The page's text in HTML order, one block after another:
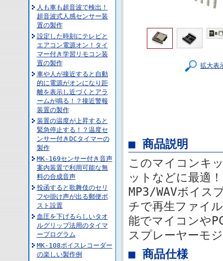
人も車も超音波で検出！
超音波式人感センサー装
置の製作
設定した時刻にテレビと
エアコン電源オン！タイ
マー付き学習リモコン装
置の製作
車や人が接近すると自動
的に電源がオンになり距
離を表示し近づくとアラ
ームが鳴る！？接近警報
装置の製作
装置の温度が上昇すると
緊急停止する！？温度セ
ンサー付きDCタイマーの
製作
MK-169センサー付き音声
案内装置で利用可能な無
料の合成音声
投函すると歌舞伎のセリ
フや掛け声が出る郵便ポ
スト設置
血圧を下げるらしいタオ
ルグリップ法用のタイマ
ープログラム
MK-108ボイスレコーダー
の楽しい製作例
拡大表
■ 商品説明
このマイコンキ
ットなどに最適
MP3/WAVボイス
チで再生ファイ
能でマイコンや
スプレーヤーモ
■ 商品仕様